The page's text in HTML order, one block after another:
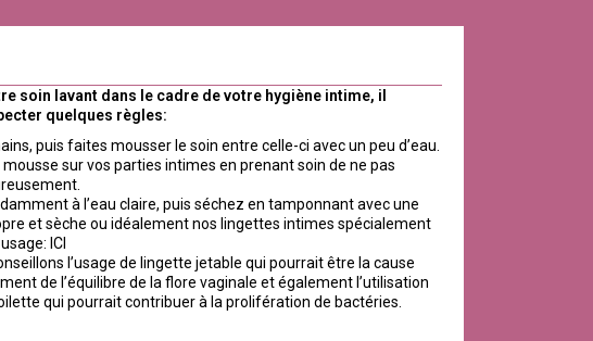
soin lavant dans le cadre de votre hygiène intime, il
quelques règles:
puis faites mousser le soin entre celle-ci avec un peu d’eau.
sur vos parties intimes en prenant soin de ne pas
à l’eau claire, puis séchez en tamponnant avec une
et sèche ou idéalement nos lingettes intimes spécialement
ICI
l’usage de lingette jetable qui pourrait être la cause
de l’équilibre de la flore vaginale et également l’utilisation
qui pourrait contribuer à la prolifération de bactéries.